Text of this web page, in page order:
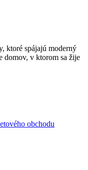
ktoré spájajú moderný
domov, v ktorom sa žije
obchodu